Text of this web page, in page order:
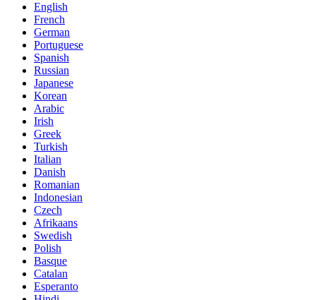
English
French
German
Portuguese
Spanish
Russian
Japanese
Korean
Arabic
Irish
Greek
Turkish
Italian
Danish
Romanian
Indonesian
Czech
Afrikaans
Swedish
Polish
Basque
Catalan
Esperanto